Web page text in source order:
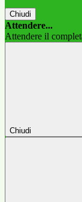
Chiudi
Attendere...
Attendere il
Chiudi